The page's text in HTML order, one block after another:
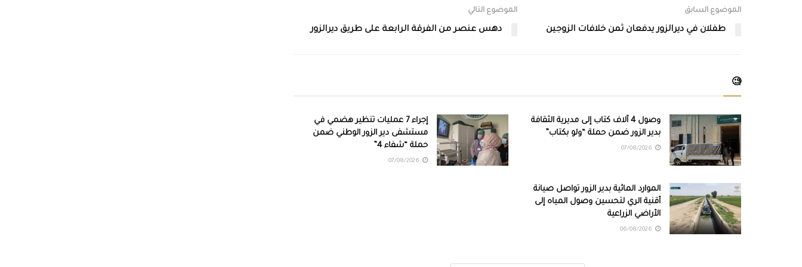
الموضوع السابق
طفلان في ديرالزور يدفعان ثمن خلافات الزوجين
الموضوع التالي
دهس عنصر من الفرقة الرابعة على طريق ديرالزور
🧐
وصول 4 آلاف كتاب إلى مديرية الثقافة
بدير الزور ضمن حملة “ولو بكتاب”
إجراء 7 عمليات تنظير هضمي في
مستشفى دير الزور الوطني ضمن
حملة “شفاء 4”
الموارد المائية بدير الزور تواصل صيانة
أقنية الري لتحسين وصول المياه إلى
الأراضي الزراعية